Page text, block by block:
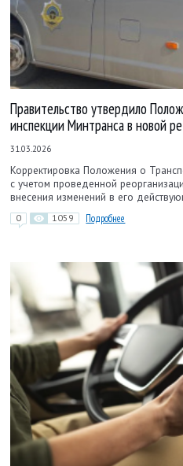
Правительство утвердило
инспекции Минтранса в новой
31.03.2026
Корректировка Положения о
с учетом проведенной
внесения изменений в его
0 1059 Подробнее